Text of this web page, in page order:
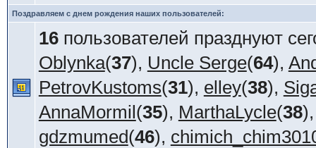
Поздравляем с днем рождения наших пользователей:
16пользователей празднуют
Oblynka(37), Uncle Serge(64),
PetrovKustoms(31), elley(38),
AnnaMormil(35), MarthaLycle(38
gdzmumed(46),